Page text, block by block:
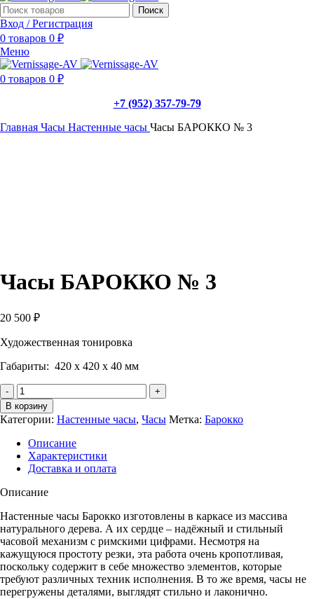
Поиск
Вход / Регистрация
0 товаров 0 ₽
Меню
0 товаров 0 ₽
+7 (952) 357-79-79
Главная Часы Настенные часы Часы БАРОККО № 3
Часы БАРОККО № 3
20 500 ₽
Художественная тонировка
Габариты: 420 х 420 х 40 мм
Количество
Часы
БАРОККО
№
3
В корзину
Категории: Настенные часы, Часы Метка: Барокко
Описание
Характеристики
Доставка и оплата
Описание
Настенные часы Барокко изготовлены в каркасе из массива
натурального дерева. А их сердце – надёжный и стильный
часовой механизм с римскими цифрами. Несмотря на
кажущуюся простоту резки, эта работа очень кропотливая,
поскольку содержит в себе множество элементов, которые
требуют различных техник исполнения. В то же время, часы не
перегружены деталями, выглядят стильно и лаконично.